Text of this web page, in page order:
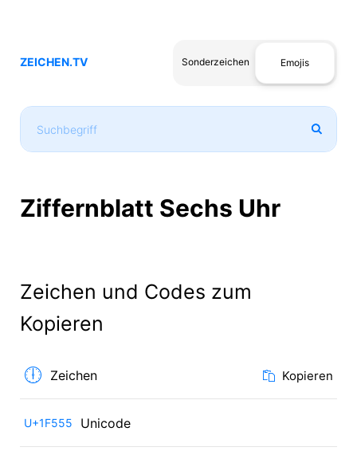
ZEICHEN.TV Sonderzeichen Emojis
Ziffernblatt Sechs Uhr
Zeichen und Codes zum
Kopieren
🕕 Zeichen Kopieren
U+1F555 Unicode